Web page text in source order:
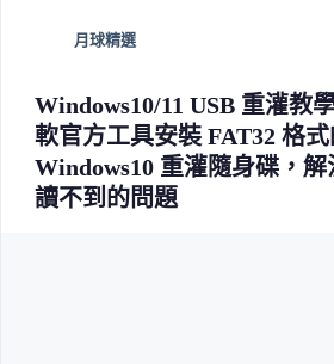
月球精選
Windows10/11 USB 重灌教
軟官方工具安裝 FAT32 格式
Windows10 重灌隨身碟，解
讀不到的問題